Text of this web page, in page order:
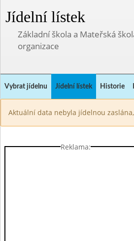
Jídelní lístek
Základní škola a Mateřská
organizace
Vybrat jídelnu Jídelní lístek Historie
Aktuální data nebyla jídelnou
Reklama: